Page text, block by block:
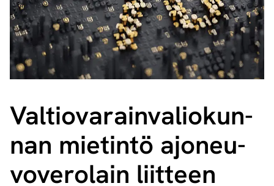
Val­tio­va­rain­va­lio­kun­
nan mietintö ajo­neu­
vo­ve­ro­lain liitteen